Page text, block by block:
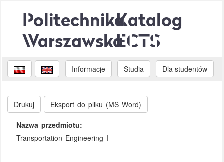
Politechnika
Warszawska
Katalog
ECTS
Informacje Studia Dla studentów
Drukuj Eksport do pliku (MS Word)
Nazwa przedmiotu:
Transportation Engineering I